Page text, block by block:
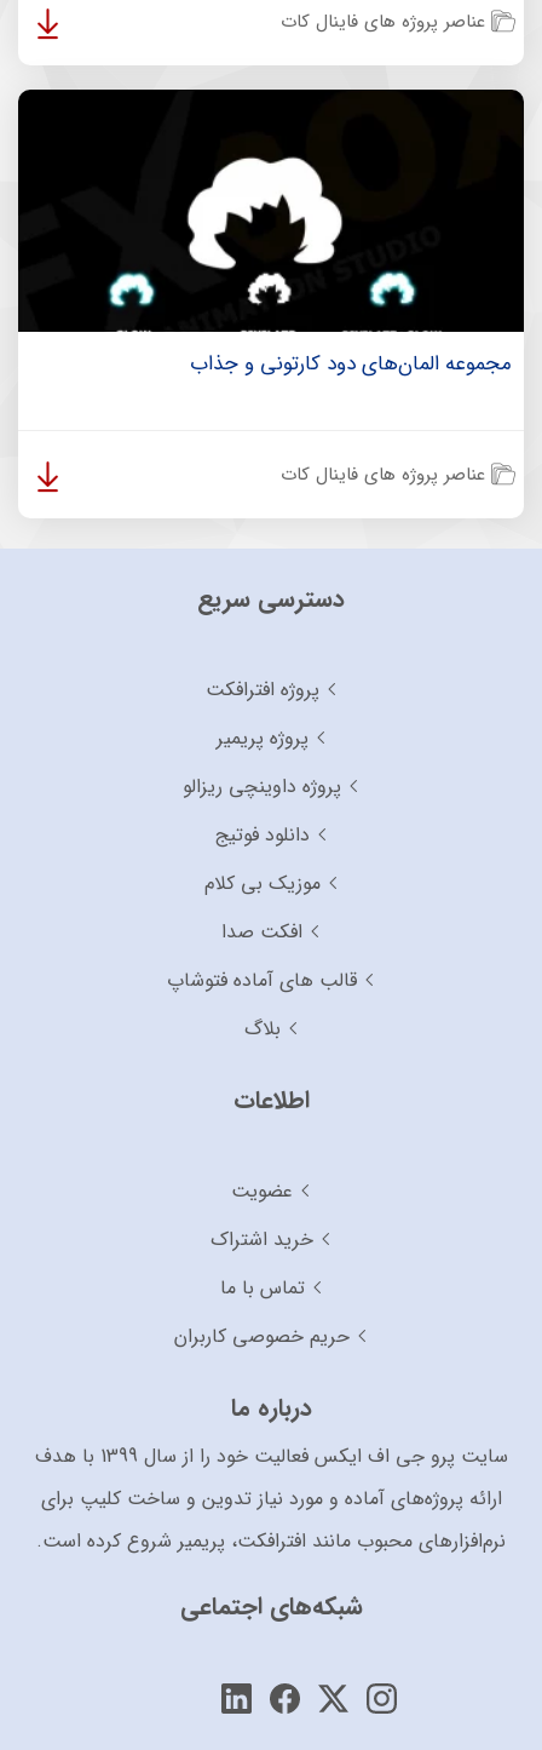
عناصر پروژه های فاینال کات
مجموعه المان‌های دود کارتونی و جذاب
عناصر پروژه های فاینال کات
دسترسی سریع
پروژه افترافکت
پروژه پریمیر
پروژه داوینچی ریزالو
دانلود فوتیج
موزیک بی کلام
افکت صدا
قالب های آماده فتوشاپ
بلاگ
اطلاعات
عضویت
خرید اشتراک
تماس با ما
حریم خصوصی کاربران
درباره ما
سایت پرو جی اف ایکس فعالیت خود را از سال 1399 با هدف
ارائه پروژه‌های آماده و مورد نیاز تدوین و ساخت کلیپ برای
نرم‌افزارهای محبوب مانند افترافکت، پریمیر شروع کرده است.
شبکه‌های اجتماعی